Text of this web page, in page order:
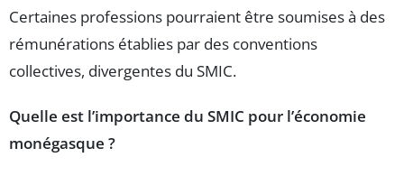
Certaines professions pourraient être soumises à des
rémunérations établies par des conventions
collectives, divergentes du SMIC.
Quelle est l’importance du SMIC pour l’économie
monégasque ?